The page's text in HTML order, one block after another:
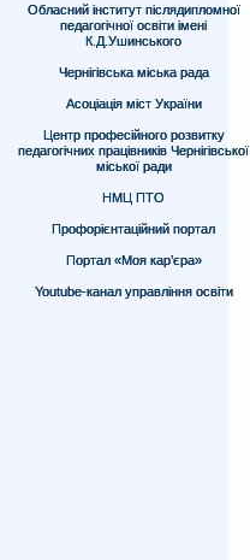
Обласний інститут післядипломної
педагогічної освіти імені
К.Д.Ушинського
Чернігівська міська рада
Асоціація міст України
Центр професійного розвитку
педагогічних працівників Чернігівської
міської ради
НМЦ ПТО
Профорієнтаційний портал
Портал «Моя кар’єра»
Youtube-канал управління освіти